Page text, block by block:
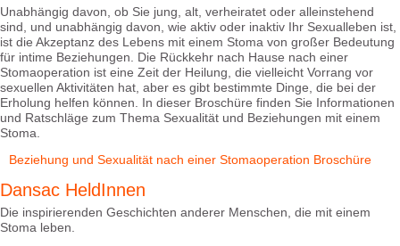
Unabhängig davon, ob Sie jung, alt, verheiratet oder alleinstehend
sind, und unabhängig davon, wie aktiv oder inaktiv Ihr Sexualleben ist,
ist die Akzeptanz des Lebens mit einem Stoma von großer Bedeutung
für intime Beziehungen. Die Rückkehr nach Hause nach einer
Stomaoperation ist eine Zeit der Heilung, die vielleicht Vorrang vor
sexuellen Aktivitäten hat, aber es gibt bestimmte Dinge, die bei der
Erholung helfen können. In dieser Broschüre finden Sie Informationen
und Ratschläge zum Thema Sexualität und Beziehungen mit einem
Stoma.
Beziehung und Sexualität nach einer Stomaoperation Broschüre
Dansac HeldInnen
Die inspirierenden Geschichten anderer Menschen, die mit einem
Stoma leben.